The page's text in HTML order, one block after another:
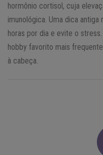
hormônio cortisol, cuja
imunológica. Uma dica
horas por dia e evite o
hobby favorito mais
à cabeça.